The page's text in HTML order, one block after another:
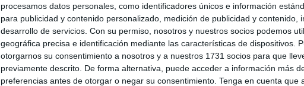
procesamos datos personales, como identificadores únicos e información
para publicidad y contenido personalizado, medición de publicidad y contenido,
desarrollo de servicios. Con su permiso, nosotros y nuestros socios podemos
geográfica precisa e identificación mediante las características de dispositivos.
otorgarnos su consentimiento a nosotros y a nuestros 1731 socios para que
previamente descrito. De forma alternativa, puede acceder a información más
preferencias antes de otorgar o negar su consentimiento. Tenga en cuenta que